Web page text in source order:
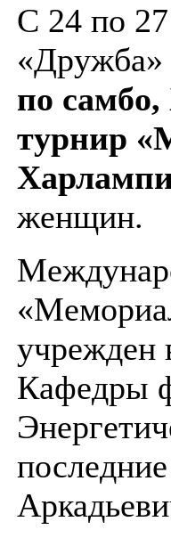
С 24 по
по
турнир
женщин.
учрежден
Кафедры